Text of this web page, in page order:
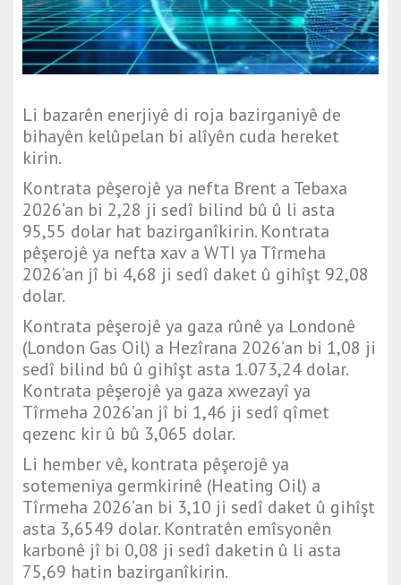
Li bazarên enerjiyê di roja bazirganiyê de
bihayên kelûpelan bi alîyên cuda hereket
kirin.
Kontrata pêşerojê ya nefta Brent a Tebaxa
2026’an bi 2,28 ji sedî bilind bû û li asta
95,55 dolar hat bazirganîkirin. Kontrata
pêşerojê ya nefta xav a WTI ya Tîrmeha
2026’an jî bi 4,68 ji sedî daket û gihîşt 92,08
dolar.
Kontrata pêşerojê ya gaza rûnê ya Londonê
(London Gas Oil) a Hezîrana 2026’an bi 1,08 ji
sedî bilind bû û gihîşt asta 1.073,24 dolar.
Kontrata pêşerojê ya gaza xwezayî ya
Tîrmeha 2026’an jî bi 1,46 ji sedî qîmet
qezenc kir û bû 3,065 dolar.
Li hember vê, kontrata pêşerojê ya
sotemeniya germkirinê (Heating Oil) a
Tîrmeha 2026’an bi 3,10 ji sedî daket û gihîşt
asta 3,6549 dolar. Kontratên emîsyonên
karbonê jî bi 0,08 ji sedî daketin û li asta
75,69 hatin bazirganîkirin.